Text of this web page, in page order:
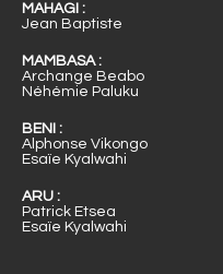
MAHAGI :
Jean Baptiste
MAMBASA :
Archange Beabo
Néhémie Paluku
BENI :
Alphonse Vikongo
Esaïe Kyalwahi
ARU :
Patrick Etsea
Esaïe Kyalwahi